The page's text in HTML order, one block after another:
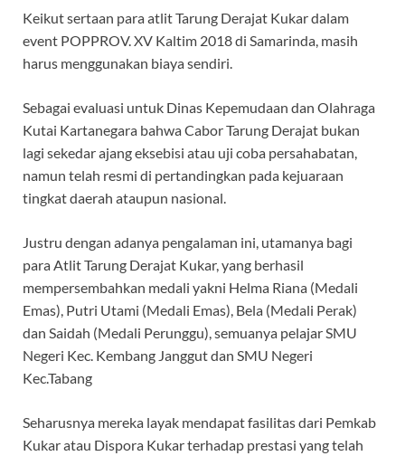
Keikut sertaan para atlit Tarung Derajat Kukar dalam
event POPPROV. XV Kaltim 2018 di Samarinda, masih
harus menggunakan biaya sendiri.
Sebagai evaluasi untuk Dinas Kepemudaan dan Olahraga
Kutai Kartanegara bahwa Cabor Tarung Derajat bukan
lagi sekedar ajang eksebisi atau uji coba persahabatan,
namun telah resmi di pertandingkan pada kejuaraan
tingkat daerah ataupun nasional.
Justru dengan adanya pengalaman ini, utamanya bagi
para Atlit Tarung Derajat Kukar, yang berhasil
mempersembahkan medali yakni Helma Riana (Medali
Emas), Putri Utami (Medali Emas), Bela (Medali Perak)
dan Saidah (Medali Perunggu), semuanya pelajar SMU
Negeri Kec. Kembang Janggut dan SMU Negeri
Kec.Tabang
Seharusnya mereka layak mendapat fasilitas dari Pemkab
Kukar atau Dispora Kukar terhadap prestasi yang telah